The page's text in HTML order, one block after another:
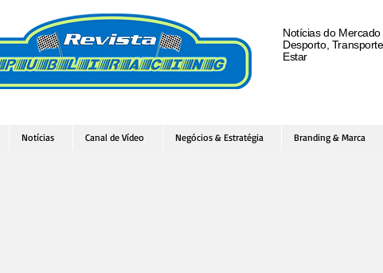
Notícias do
Desporto,
Estar
Notícias Canal de Vídeo Negócios & Estratégia Branding & Marca